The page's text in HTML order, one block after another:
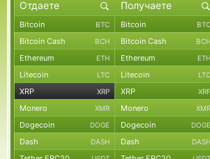
Bitcoin BTC Bitcoin BTC
Bitcoin Cash BCH Bitcoin Cash BCH
Ethereum ETH Ethereum ETH
Litecoin LTC Litecoin LTC
XRP XRP XRP XRP
Monero XMR Monero XMR
Dogecoin DOGE Dogecoin DOGE
Dash DASH Dash DASH